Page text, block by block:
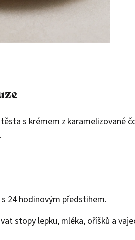
s krémem z karamelizované
24 hodinovým předstihem.
stopy lepku, mléka, oříšků a